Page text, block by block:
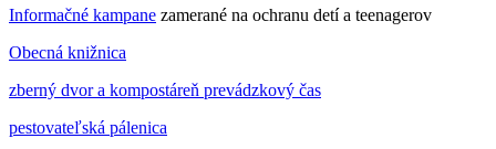
Informačné kampane zamerané na ochranu detí a teenagerov
Obecná knižnica
zberný dvor a kompostáreň prevádzkový čas
pestovateľská pálenica